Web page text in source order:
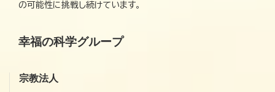
の可能性に挑戦し続けています。
幸福の科学グループ
宗教法人